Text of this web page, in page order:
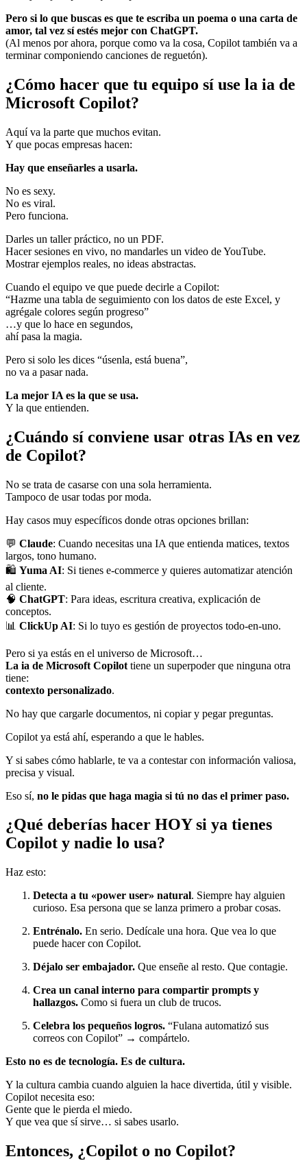
Pero si lo que buscas es que te escriba un poema o una carta de
amor, tal vez sí estés mejor con ChatGPT.
(Al menos por ahora, porque como va la cosa, Copilot también va a
terminar componiendo canciones de reguetón).
¿Cómo hacer que tu equipo sí use la ia de
Microsoft Copilot?
Aquí va la parte que muchos evitan.
Y que pocas empresas hacen:
Hay que enseñarles a usarla.
No es sexy.
No es viral.
Pero funciona.
Darles un taller práctico, no un PDF.
Hacer sesiones en vivo, no mandarles un video de YouTube.
Mostrar ejemplos reales, no ideas abstractas.
Cuando el equipo ve que puede decirle a Copilot:
“Hazme una tabla de seguimiento con los datos de este Excel, y
agrégale colores según progreso”
…y que lo hace en segundos,
ahí pasa la magia.
Pero si solo les dices “úsenla, está buena”,
no va a pasar nada.
La mejor IA es la que se usa.
Y la que entienden.
¿Cuándo sí conviene usar otras IAs en vez
de Copilot?
No se trata de casarse con una sola herramienta.
Tampoco de usar todas por moda.
Hay casos muy específicos donde otras opciones brillan:
💬 Claude: Cuando necesitas una IA que entienda matices, textos
largos, tono humano.
🛍️ Yuma AI: Si tienes e-commerce y quieres automatizar atención
al cliente.
🧠 ChatGPT: Para ideas, escritura creativa, explicación de
conceptos.
📊 ClickUp AI: Si lo tuyo es gestión de proyectos todo-en-uno.
Pero si ya estás en el universo de Microsoft…
La ia de Microsoft Copilot tiene un superpoder que ninguna otra
tiene:
contexto personalizado.
No hay que cargarle documentos, ni copiar y pegar preguntas.
Copilot ya está ahí, esperando a que le hables.
Y si sabes cómo hablarle, te va a contestar con información valiosa,
precisa y visual.
Eso sí, no le pidas que haga magia si tú no das el primer paso.
¿Qué deberías hacer HOY si ya tienes
Copilot y nadie lo usa?
Haz esto:
Detecta a tu «power user» natural. Siempre hay alguien
curioso. Esa persona que se lanza primero a probar cosas.
Entrénalo. En serio. Dedícale una hora. Que vea lo que
puede hacer con Copilot.
Déjalo ser embajador. Que enseñe al resto. Que contagie.
Crea un canal interno para compartir prompts y
hallazgos. Como si fuera un club de trucos.
Celebra los pequeños logros. “Fulana automatizó sus
correos con Copilot” → compártelo.
Esto no es de tecnología. Es de cultura.
Y la cultura cambia cuando alguien la hace divertida, útil y visible.
Copilot necesita eso:
Gente que le pierda el miedo.
Y que vea que sí sirve… si sabes usarlo.
Entonces, ¿Copilot o no Copilot?